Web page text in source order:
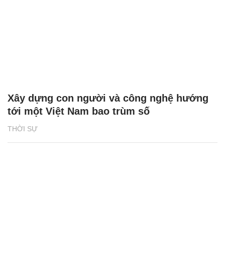
THỜI SỰ
Xây dựng con người và công nghệ hướng
tới một Việt Nam bao trùm số